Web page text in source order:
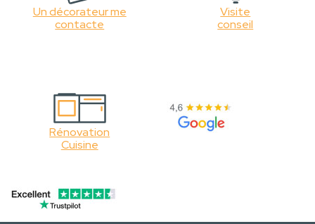
Un décorateur me
contacte
Visite
conseil
Rénovation
Cuisine